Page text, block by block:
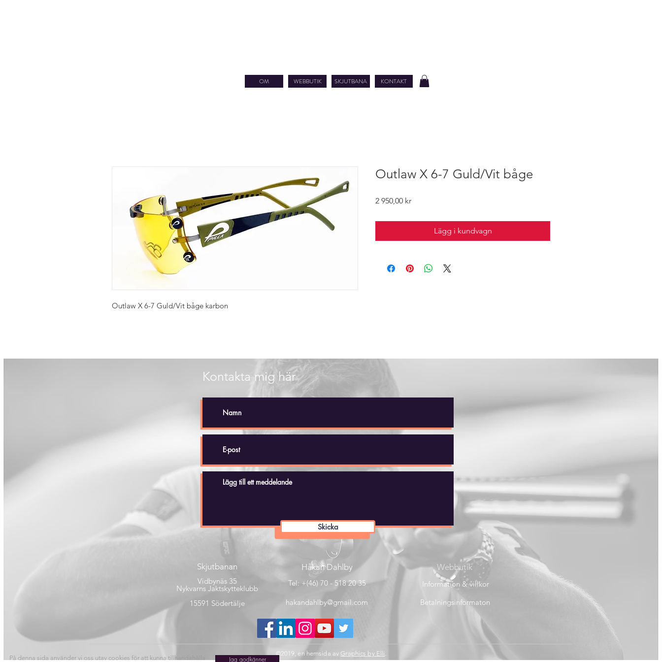
OM WEBBUTIK SKJUTBANA KONTAKT
Outlaw X 6-7 Guld/Vit båge karbon
Outlaw X 6-7 Guld/Vit båge
2 950,00 krPris
Lägg i kundvagn
På denna sida använder vi oss utav cookies för att kunna tillhandahålla
Jag godkänner
Skjutbanan
Vidbynäs 35
Nykvarns Jaktskytteklubb
15591 Södertälje
Håkan Dahlby
Tel: +(46) 70 - 518 20 35
hakandahlby@gmail.com
Webbutik
Information & villkor
Betalningsinformaton
Kontakta mig här
Skicka
©2019, en hemsida av Graphics by Elli.